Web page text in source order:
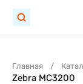
Главная
Zebra MC3200